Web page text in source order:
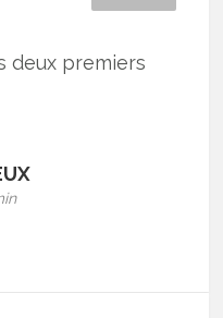
deux premiers